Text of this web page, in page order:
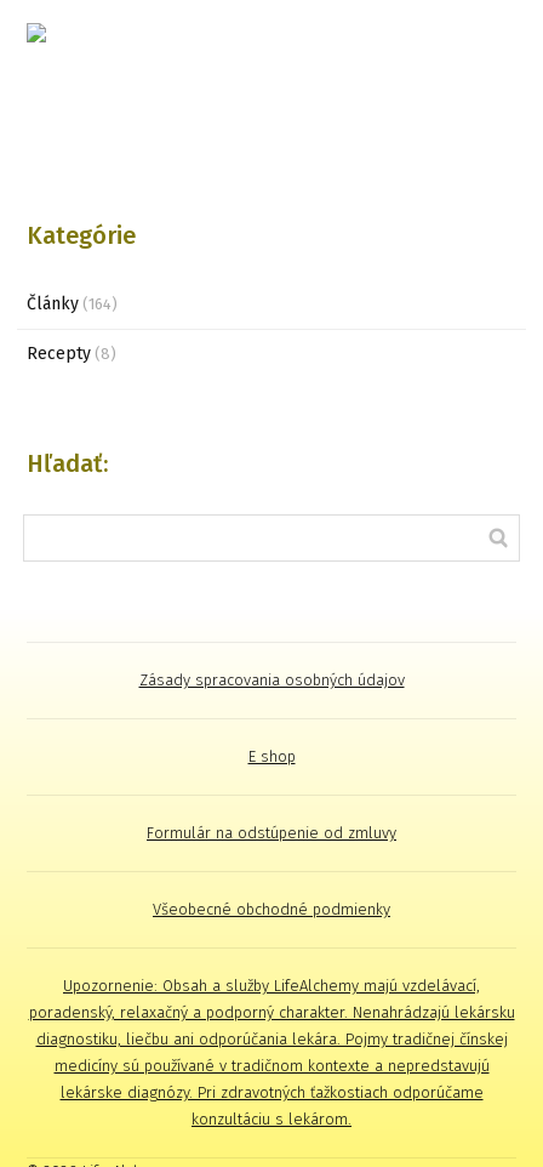
Kategórie
Články (164)
Recepty (8)
Hľadať:
Zásady spracovania osobných údajov
E shop
Formulár na odstúpenie od zmluvy
Všeobecné obchodné podmienky
Upozornenie: Obsah a služby LifeAlchemy majú vzdelávací,
poradenský, relaxačný a podporný charakter. Nenahrádzajú lekársku
diagnostiku, liečbu ani odporúčania lekára. Pojmy tradičnej čínskej
medicíny sú používané v tradičnom kontexte a nepredstavujú
lekárske diagnózy. Pri zdravotných ťažkostiach odporúčame
konzultáciu s lekárom.